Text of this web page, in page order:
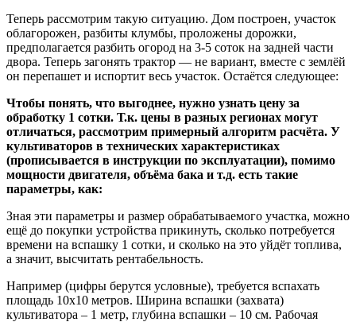
Теперь рассмотрим такую ситуацию. Дом построен, участок
облагорожен, разбиты клумбы, проложены дорожки,
предполагается разбить огород на 3-5 соток на задней части
двора. Теперь загонять трактор — не вариант, вместе с землёй
он перепашет и испортит весь участок. Остаётся следующее:
Чтобы понять, что выгоднее, нужно узнать цену за
обработку 1 сотки. Т.к. цены в разных регионах могут
отличаться, рассмотрим примерный алгоритм расчёта. У
культиваторов в технических характеристиках
(прописывается в инструкции по эксплуатации), помимо
мощности двигателя, объёма бака и т.д. есть такие
параметры, как:
Зная эти параметры и размер обрабатываемого участка, можно
ещё до покупки устройства прикинуть, сколько потребуется
времени на вспашку 1 сотки, и сколько на это уйдёт топлива,
а значит, высчитать рентабельность.
Например (цифры берутся условные), требуется вспахать
площадь 10х10 метров. Ширина вспашки (захвата)
культиватора – 1 метр, глубина вспашки – 10 см. Рабочая